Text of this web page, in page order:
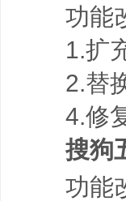
功能
1.扩充
2.替换
4.修复
搜狗五
功能